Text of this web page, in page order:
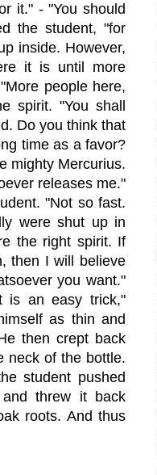
it." - "You should
the student, "for
inside. However,
it is until more
people here,
spirit. "You shall
Do you think that
time as a favor?
mighty Mercurius.
releases me."
"Not so fast.
were shut up in
the right spirit. If
then I will believe
you want."
is an easy trick,"
as thin and
then crept back
neck of the bottle.
student pushed
threw it back
roots. And thus